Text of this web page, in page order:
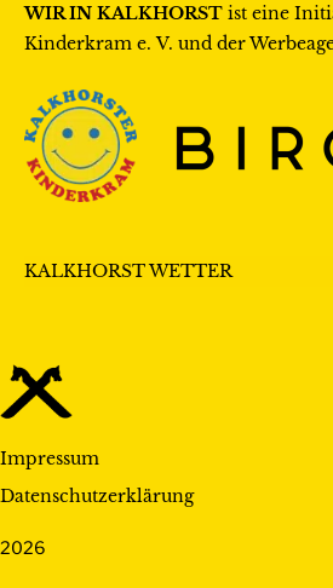
WIR IN KALKHORST ist eine
Kinderkram e. V. und der
KALKHORST WETTER
2026
Impressum
Datenschutzerklärung